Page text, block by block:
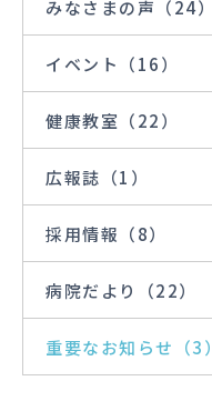
みなさまの声 （24）
イベント （16）
健康教室 （22）
広報誌 （1）
採用情報 （8）
病院だより （22）
重要なお知らせ （3）